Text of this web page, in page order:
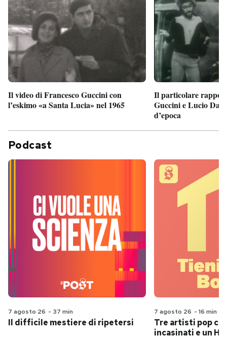
Il video di Francesco Guccini con
l’eskimo «a Santa Lucia» nel 1965
Il particolare
Guccini e Lucio
d’epoca
Podcast
7 agosto 26 - 37 min
Il difficile mestiere di ripetersi
7 agosto 26 - 16 min
Tre artisti pop
incasinati e un